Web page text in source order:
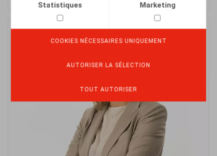
Statistiques Marketing
COOKIES NÉCESSAIRES UNIQUEMENT
AUTORISER LA SÉLECTION
TOUT AUTORISER